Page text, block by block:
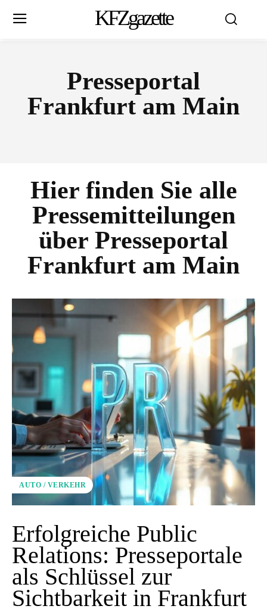
KFZgazette
Presseportal
Frankfurt am Main
Hier finden Sie alle
Pressemitteilungen
über Presseportal
Frankfurt am Main
AUTO / VERKEHR
Erfolgreiche Public
Relations: Presseportale
als Schlüssel zur
Sichtbarkeit in Frankfurt